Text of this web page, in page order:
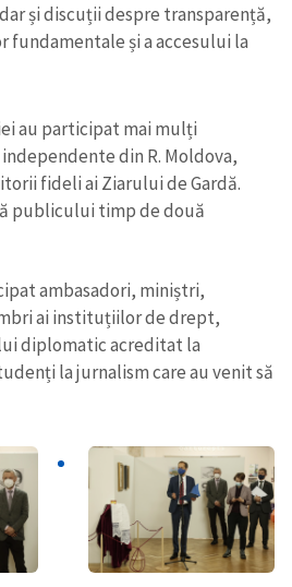
și discuții despre transparență,
și a accesului la
au participat mai mulți
din R. Moldova,
fideli ai Ziarului de Gardă.
publicului timp de două
ambasadori, miniștri,
ai instituțiilor de drept,
diplomatic acreditat la
la jurnalism care au venit să